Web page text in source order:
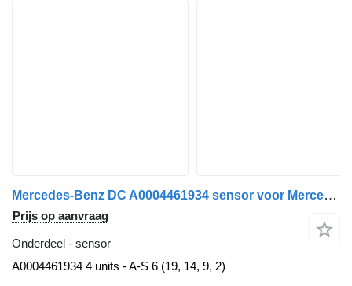
Mercedes-Benz DC A0004461934 sensor voor Mercedes-Benz auto
Prijs op aanvraag
Onderdeel - sensor
A0004461934 4 units - A-S 6 (19, 14, 9, 2)